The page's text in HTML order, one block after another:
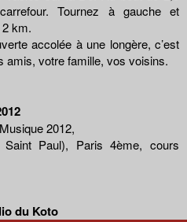
Tournez à gauche et
km.
accolée à une longère, c’est
amis, votre famille, vos voisins.
2012,
Paul), Paris 4ème, cours
du Koto